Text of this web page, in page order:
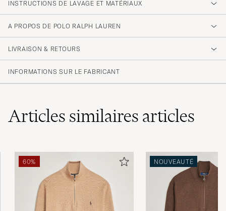
INSTRUCTIONS DE LAVAGE ET MATÉRIAUX
A PROPOS DE POLO RALPH LAUREN
LIVRAISON & RETOURS
INFORMATIONS SUR LE FABRICANT
Articles similaires articles
60% NOUVEAUTÉ